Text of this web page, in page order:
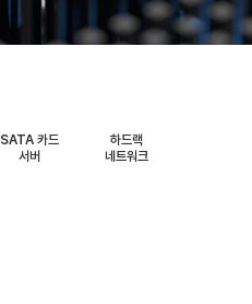
SATA 카드
하드랙
서버
네트워크